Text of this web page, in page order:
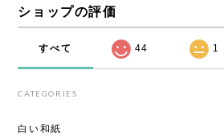
ショップの評価
すべて 44 1
CATEGORIES
白い和紙